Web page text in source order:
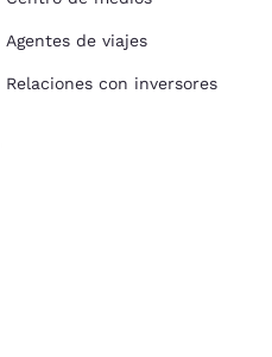
Agentes de viajes
Relaciones con inversores